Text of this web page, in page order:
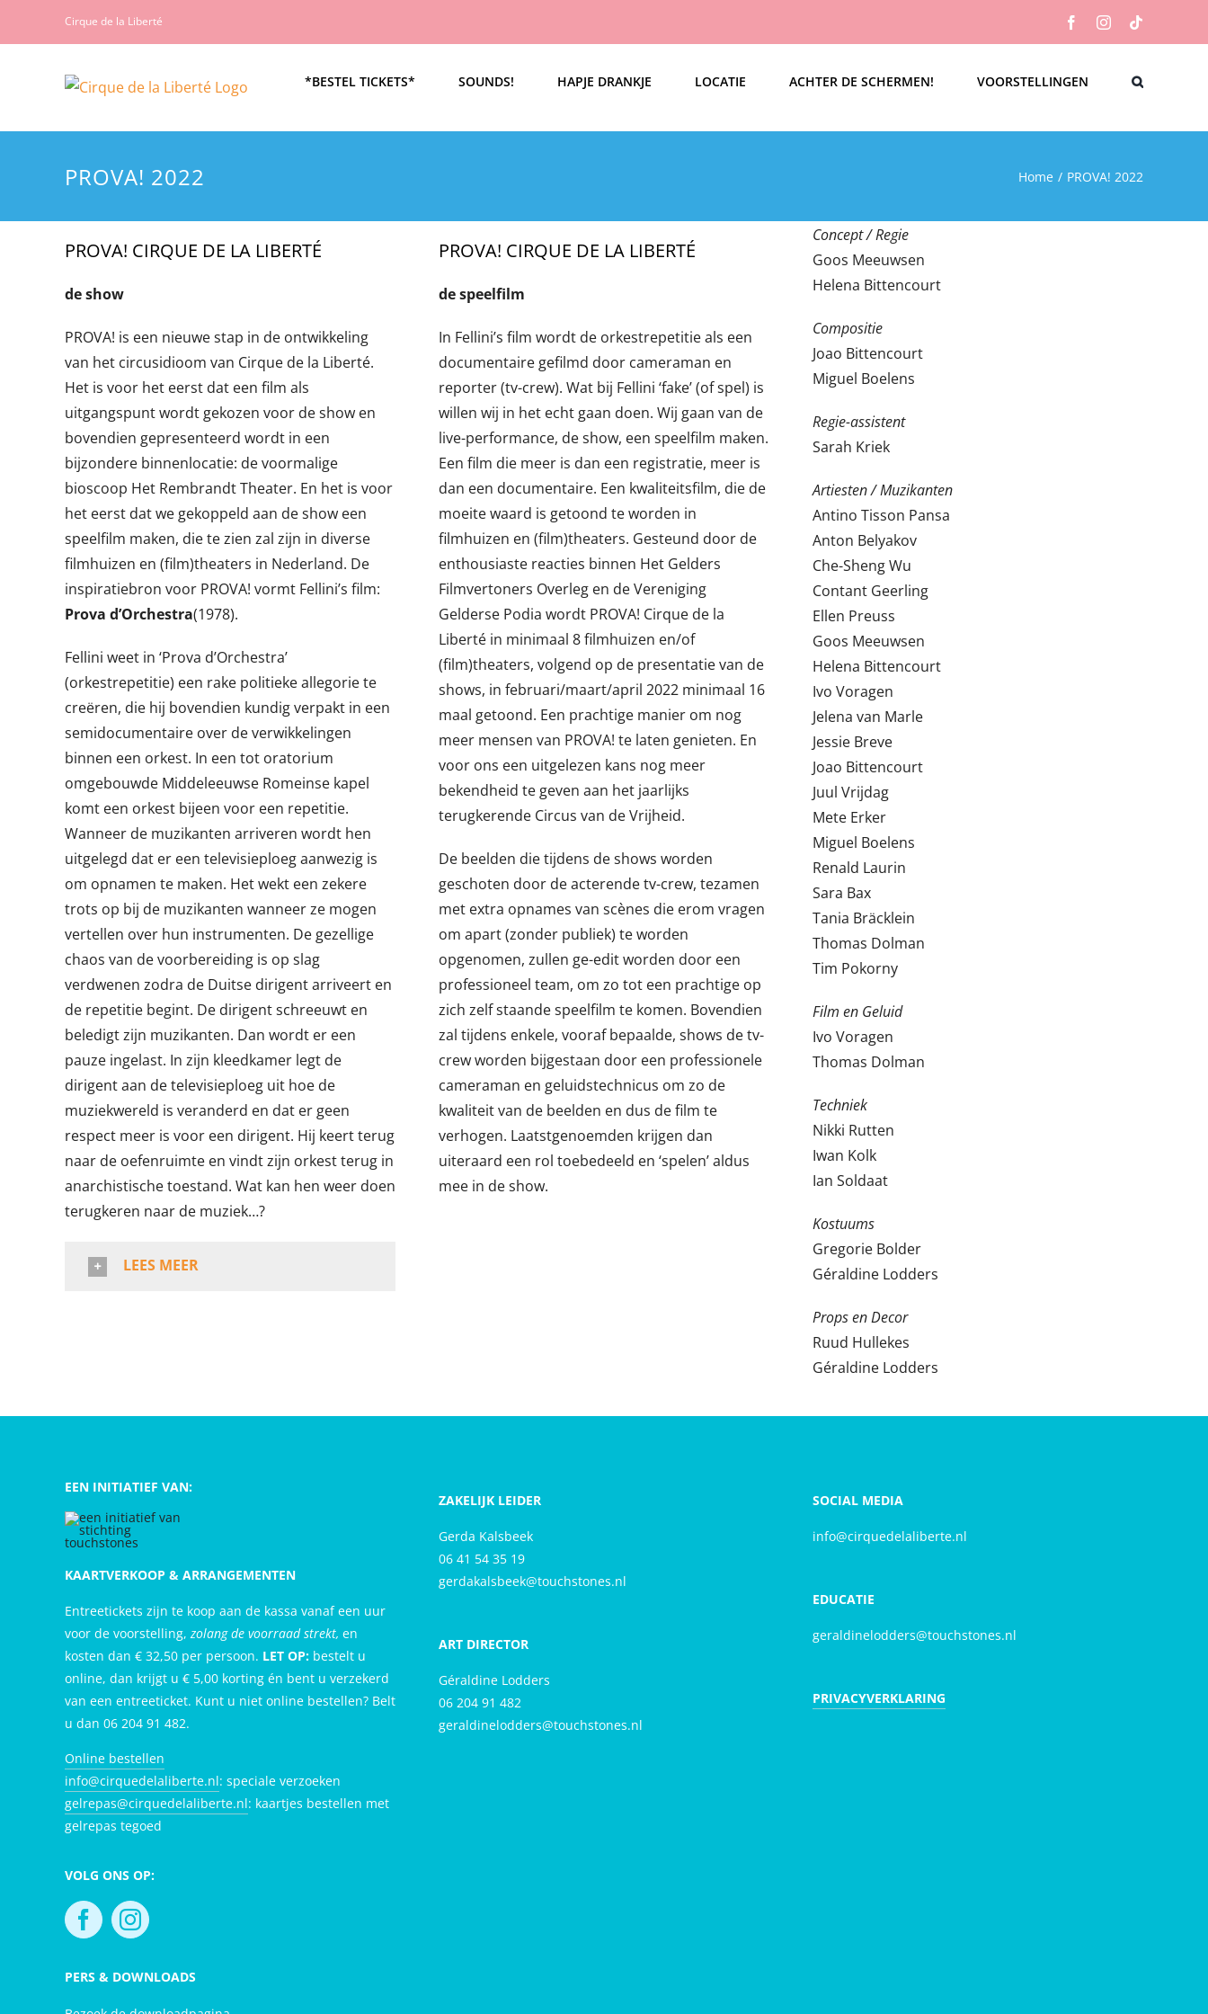
Cirque de la Liberté FacebookInstagram
*BESTEL TICKETS* SOUNDS! HAPJE DRANKJE LOCATIE ACHTER DE SCHERMEN! VOORSTELLINGEN
PROVA! 2022 Home / PROVA! 2022
PROVA! CIRQUE DE LA LIBERTÉ
de show
PROVA! is een nieuwe stap in de ontwikkeling
van het circusidioom van Cirque de la Liberté.
Het is voor het eerst dat een film als
uitgangspunt wordt gekozen voor de show en
bovendien gepresenteerd wordt in een
bijzondere binnenlocatie: de voormalige
bioscoop Het Rembrandt Theater. En het is voor
het eerst dat we gekoppeld aan de show een
speelfilm maken, die te zien zal zijn in diverse
filmhuizen en (film)theaters in Nederland. De
inspiratiebron voor PROVA! vormt Fellini’s film:
Prova d’Orchestra(1978).
Fellini weet in ‘Prova d’Orchestra’
(orkestrepetitie) een rake politieke allegorie te
creëren, die hij bovendien kundig verpakt in een
semidocumentaire over de verwikkelingen
binnen een orkest. In een tot oratorium
omgebouwde Middeleeuwse Romeinse kapel
komt een orkest bijeen voor een repetitie.
Wanneer de muzikanten arriveren wordt hen
uitgelegd dat er een televisieploeg aanwezig is
om opnamen te maken. Het wekt een zekere
trots op bij de muzikanten wanneer ze mogen
vertellen over hun instrumenten. De gezellige
chaos van de voorbereiding is op slag
verdwenen zodra de Duitse dirigent arriveert en
de repetitie begint. De dirigent schreeuwt en
beledigt zijn muzikanten. Dan wordt er een
pauze ingelast. In zijn kleedkamer legt de
dirigent aan de televisieploeg uit hoe de
muziekwereld is veranderd en dat er geen
respect meer is voor een dirigent. Hij keert terug
naar de oefenruimte en vindt zijn orkest terug in
anarchistische toestand. Wat kan hen weer doen
terugkeren naar de muziek…?
LEES MEER
PROVA! CIRQUE DE LA LIBERTÉ
de speelfilm
In Fellini’s film wordt de orkestrepetitie als een
documentaire gefilmd door cameraman en
reporter (tv-crew). Wat bij Fellini ‘fake’ (of spel) is
willen wij in het echt gaan doen. Wij gaan van de
live-performance, de show, een speelfilm maken.
Een film die meer is dan een registratie, meer is
dan een documentaire. Een kwaliteitsfilm, die de
moeite waard is getoond te worden in
filmhuizen en (film)theaters. Gesteund door de
enthousiaste reacties binnen Het Gelders
Filmvertoners Overleg en de Vereniging
Gelderse Podia wordt PROVA! Cirque de la
Liberté in minimaal 8 filmhuizen en/of
(film)theaters, volgend op de presentatie van de
shows, in februari/maart/april 2022 minimaal 16
maal getoond. Een prachtige manier om nog
meer mensen van PROVA! te laten genieten. En
voor ons een uitgelezen kans nog meer
bekendheid te geven aan het jaarlijks
terugkerende Circus van de Vrijheid.
De beelden die tijdens de shows worden
geschoten door de acterende tv-crew, tezamen
met extra opnames van scènes die erom vragen
om apart (zonder publiek) te worden
opgenomen, zullen ge-edit worden door een
professioneel team, om zo tot een prachtige op
zich zelf staande speelfilm te komen. Bovendien
zal tijdens enkele, vooraf bepaalde, shows de tv-
crew worden bijgestaan door een professionele
cameraman en geluidstechnicus om zo de
kwaliteit van de beelden en dus de film te
verhogen. Laatstgenoemden krijgen dan
uiteraard een rol toebedeeld en ‘spelen’ aldus
mee in de show.
Concept / Regie
Goos Meeuwsen
Helena Bittencourt
Compositie
Joao Bittencourt
Miguel Boelens
Regie-assistent
Sarah Kriek
Artiesten / Muzikanten
Antino Tisson Pansa
Anton Belyakov
Che-Sheng Wu
Contant Geerling
Ellen Preuss
Goos Meeuwsen
Helena Bittencourt
Ivo Voragen
Jelena van Marle
Jessie Breve
Joao Bittencourt
Juul Vrijdag
Mete Erker
Miguel Boelens
Renald Laurin
Sara Bax
Tania Bräcklein
Thomas Dolman
Tim Pokorny
Film en Geluid
Ivo Voragen
Thomas Dolman
Techniek
Nikki Rutten
Iwan Kolk
Ian Soldaat
Kostuums
Gregorie Bolder
Géraldine Lodders
Props en Decor
Ruud Hullekes
Géraldine Lodders
EEN INITIATIEF VAN:
KAARTVERKOOP & ARRANGEMENTEN
Entreetickets zijn te koop aan de kassa vanaf een uur
voor de voorstelling,zolang de voorraad strekt, en
kosten dan € 32,50 per persoon. LET OP:bestelt u
online, dan krijgt u € 5,00 korting én bent u verzekerd
van een entreeticket. Kunt u niet online bestellen? Belt
u dan 06 204 91 482.
Online bestellen
info@cirquedelaliberte.nl: speciale verzoeken
gelrepas@cirquedelaliberte.nl: kaartjes bestellen met
gelrepas tegoed
VOLG ONS OP:
PERS & DOWNLOADS
ZAKELIJK LEIDER
Gerda Kalsbeek
06 41 54 35 19
gerdakalsbeek@touchstones.nl
ART DIRECTOR
Géraldine Lodders
06 204 91 482
geraldinelodders@touchstones.nl
SOCIAL MEDIA
info@cirquedelaliberte.nl
EDUCATIE
geraldinelodders@touchstones.nl
PRIVACYVERKLARING